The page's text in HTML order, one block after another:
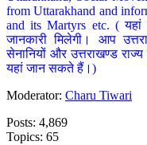
from Uttarakhand and
and its Martyrs etc. ( यहां
जानकारी मिलेगी। आप
सेनानियों और उत्तराखण्ड
यहां जान सकते हैं।)
Moderator: Charu Tiwari
Posts: 4,869
Topics: 65